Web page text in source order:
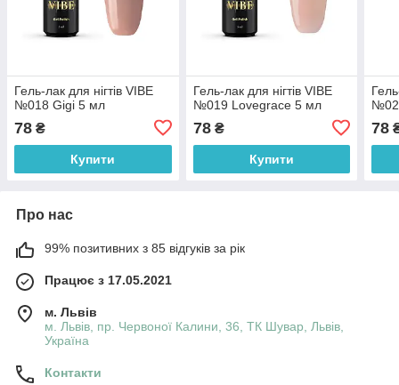
Гель-лак для нігтів VIBE
№018 Gigi 5 мл
78 ₴
Купити
Гель-лак для нігтів VIBE
№019 Lovegrace 5 мл
78₴
Купити
78
Про нас
99% позитивних з 85 відгуків за рік
Працює з 17.05.2021
м. Львів
м. Львів, пр. Червоної Калини, 36, ТК Шувар, Львів,
Україна
Контакти